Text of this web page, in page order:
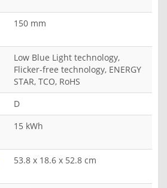
150 mm
Low Blue Light technology,
Flicker-free technology, ENERGY
STAR, TCO, RoHS
D
15 kWh
53.8 x 18.6 x 52.8 cm